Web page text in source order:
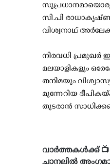
സുപ്രധാനമായൊരു
സി.പി
വിശ്വനാഥ്
നിരവധി പ്രമുഖർ
മലയാളികളും
തനിമയും
മുന്നേറിയ
തുടരാൻ
വാർത്തകൾക്ക് 📺
ചാനലിൽ